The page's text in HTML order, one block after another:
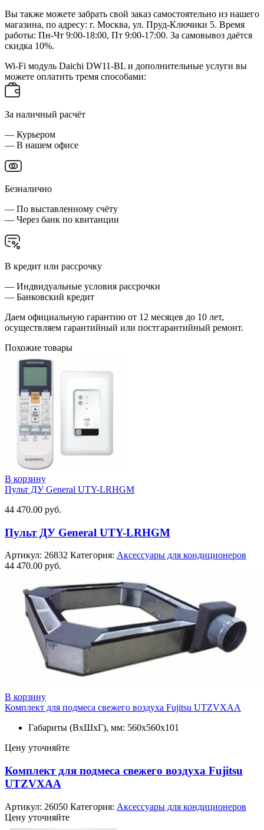
Вы также можете забрать свой заказ самостоятельно из нашего
магазина, по адресу: г. Москва, ул. Пруд-Ключики 5. Время
работы: Пн-Чт 9:00-18:00, Пт 9:00-17:00. За самовывоз даётся
скидка 10%.
Wi-Fi модуль Daichi DW11-BL и дополнительные услуги вы
можете оплатить тремя способами:
За наличный расчёт
— Курьером
— В нашем офисе
Безналично
— По выставленному счёту
— Через банк по квитанции
В кредит или рассрочку
— Индвидуальные условия рассрочки
— Банковский кредит
Даем официальную гарантию от 12 месяцев до 10 лет,
осуществляем гарантийный или постгарантийный ремонт.
Похожие товары
В корзину
Пульт ДУ General UTY-LRHGM
44 470.00 руб.
Пульт ДУ General UTY-LRHGM
Артикул: 26832 Категория: Аксессуары для кондиционеров
44 470.00 руб.
В корзину
Комплект для подмеса свежего воздуха Fujitsu UTZVXAA
Габариты (ВxШxГ), мм: 560х560х101
Цену уточняйте
Комплект для подмеса свежего воздуха Fujitsu
UTZVXAA
Артикул: 26050 Категория: Аксессуары для кондиционеров
Цену уточняйте